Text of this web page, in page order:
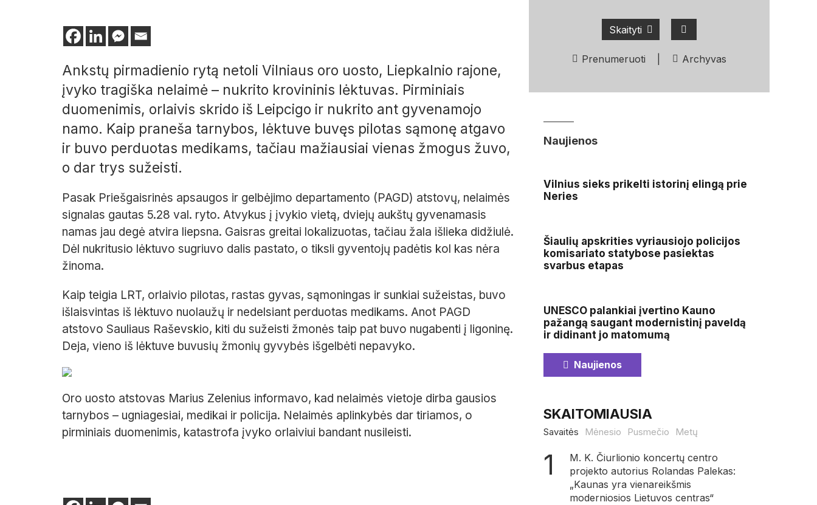
Ankstų pirmadienio rytą netoli Vilniaus oro uosto, Liepkalnio rajone,
įvyko tragiška nelaimė – nukrito krovininis lėktuvas. Pirminiais
duomenimis, orlaivis skrido iš Leipcigo ir nukrito ant gyvenamojo
namo. Kaip praneša tarnybos, lėktuve buvęs pilotas sąmonę atgavo
ir buvo perduotas medikams, tačiau mažiausiai vienas žmogus žuvo,
o dar trys sužeisti.
Pasak Priešgaisrinės apsaugos ir gelbėjimo departamento (PAGD) atstovų, nelaimės
signalas gautas 5.28 val. ryto. Atvykus į įvykio vietą, dviejų aukštų gyvenamasis
namas jau degė atvira liepsna. Gaisras greitai lokalizuotas, tačiau žala išlieka didžiulė.
Dėl nukritusio lėktuvo sugriuvo dalis pastato, o tiksli gyventojų padėtis kol kas nėra
žinoma.
Kaip teigia LRT, orlaivio pilotas, rastas gyvas, sąmoningas ir sunkiai sužeistas, buvo
išlaisvintas iš lėktuvo nuolaužų ir nedelsiant perduotas medikams. Anot PAGD
atstovo Sauliaus Raševskio, kiti du sužeisti žmonės taip pat buvo nugabenti į ligoninę.
Deja, vieno iš lėktuve buvusių žmonių gyvybės išgelbėti nepavyko.
Oro uosto atstovas Marius Zelenius informavo, kad nelaimės vietoje dirba gausios
tarnybos – ugniagesiai, medikai ir policija. Nelaimės aplinkybės dar tiriamos, o
pirminiais duomenimis, katastrofa įvyko orlaiviui bandant nusileisti.
Skaityti
Prenumeruoti Archyvas
Naujienos
Vilnius sieks prikelti istorinį elingą prie
Neries
Šiaulių apskrities vyriausiojo policijos
komisariato statybose pasiektas
svarbus etapas
UNESCO palankiai įvertino Kauno
pažangą saugant modernistinį paveldą
ir didinant jo matomumą
Naujienos
SKAITOMIAUSIA
Savaitės Mėnesio Pusmečio Metų
M. K. Čiurlionio koncertų centro
projekto autorius Rolandas Palekas:
„Kaunas yra vienareikšmis
moderniosios Lietuvos centras“